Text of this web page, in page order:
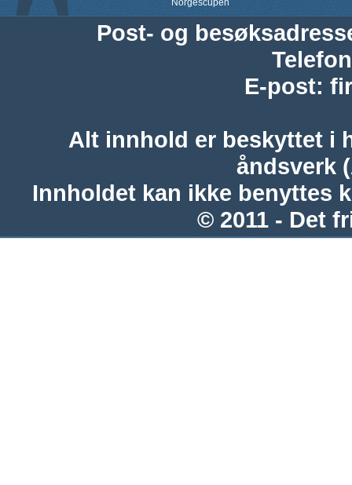
Norgescupen
Post- og
Telefon
E-post:
Alt innhold er beskyttet i
åndsverk
Innholdet kan ikke benyttes
© 2011 - Det